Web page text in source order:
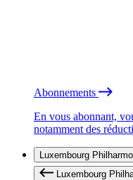
Abonnements
En vous abonnant,
notamment des
Luxembourg
Luxembourg